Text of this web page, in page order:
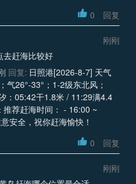
0 回复
刚刚
去赶海比较好
回复: 日照港[2026-8-7] 天气
气26°-33°；1-2级东北风；
：05:42干1.8米 / 11:29满4.4
荐赶海时间： - 16:00 ~
安全，祝你赶海愉快！
0 回复
刚刚